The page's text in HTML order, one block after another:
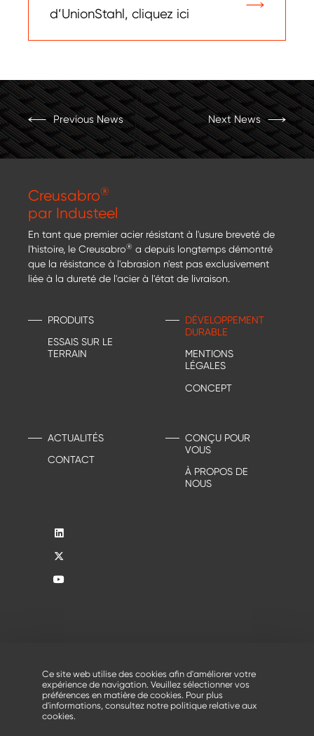
d’UnionStahl, cliquez ici
Previous News Next News
Creusabro®
par Industeel
En tant que premier acier résistant à l'usure breveté de
l'histoire, le Creusabro® a depuis longtemps démontré
que la résistance à l'abrasion n'est pas exclusivement
liée à la dureté de l'acier à l'état de livraison.
PRODUITS
ESSAIS SUR LE
TERRAIN
DÉVELOPPEMENT
DURABLE
MENTIONS
LÉGALES
CONCEPT
ACTUALITÉS
CONTACT
CONÇU POUR
VOUS
À PROPOS DE
NOUS
© 2026 - Tous droits réservés, Creusabro®par Industeel
Ce site web utilise des cookies afin d'améliorer votre
expérience de navigation. Veuillez sélectionner vos
préférences en matière de cookies. Pour plus
d'informations, consultez notre politique relative aux
cookies.